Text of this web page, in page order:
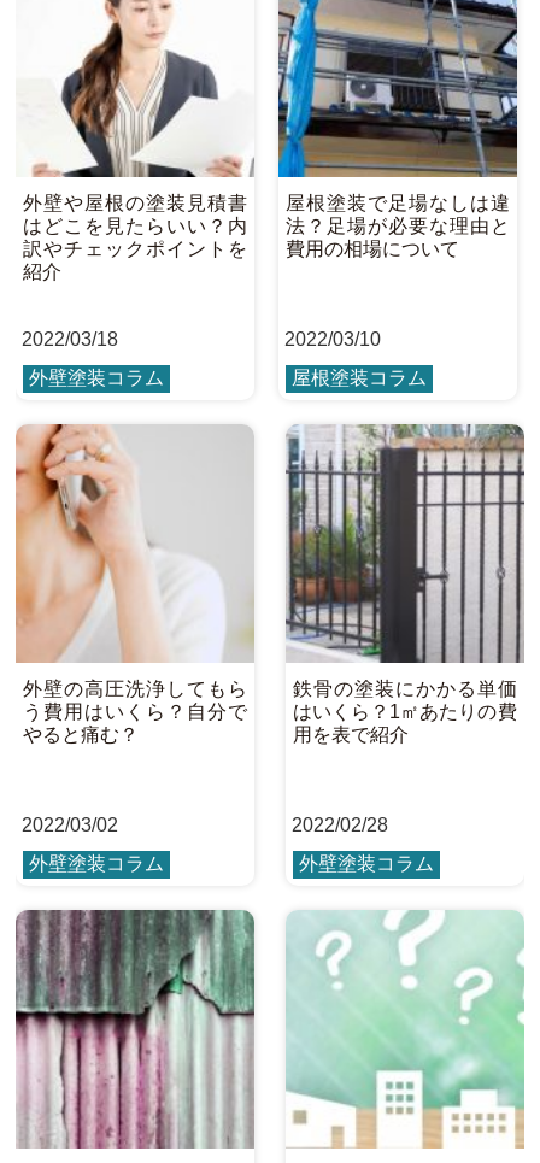
外壁や屋根の塗装見積書
はどこを見たらいい？内
訳やチェックポイントを
紹介
2022/03/18
外壁塗装コラム
屋根塗装で足場なしは違
法？足場が必要な理由と
費用の相場について
2022/03/10
屋根塗装コラム
外壁の高圧洗浄してもら
う費用はいくら？自分で
やると痛む？
2022/03/02
外壁塗装コラム
鉄骨の塗装にかかる単価
はいくら？1㎡あたりの費
用を表で紹介
2022/02/28
外壁塗装コラム